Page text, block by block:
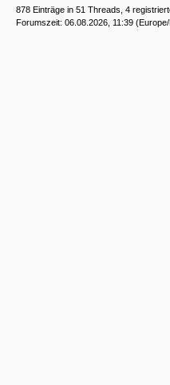
878 Einträge in 51 Threads, 4
Forumszeit: 06.08.2026, 11:39 (Europe/